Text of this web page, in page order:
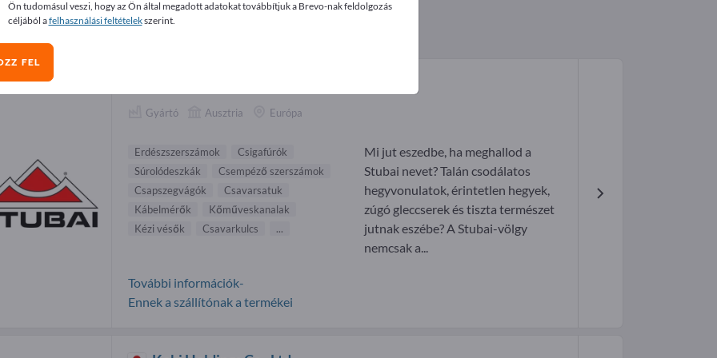
beszállítók (6)
Gyártó Ausztria Európa
Erdészszerszámok
Csigafúrók
Súrolódeszkák
Csempéző szerszámok
Csapszegvágók
Csavarsatuk
Kábelmérők
Kőműveskanalak
Kézi vésők
Csavarkulcs ...
Mi jut eszedbe, ha meghallod a
Stubai nevet? Talán csodálatos
hegyvonulatok, érintetlen hegyek,
zúgó gleccserek és tiszta természet
jutnak eszébe? A Stubai-völgy
nemcsak a...
További információk-
Ennek a szállítónak a termékei
Ön tudomásul veszi, hogy az Ön által megadott adatokat továbbítjuk a Brevo-nak feldolgozás
céljából afelhasználási feltételekszerint.
FEL